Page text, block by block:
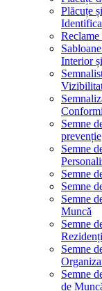
Plăcuțe
Interior
Semne
prevenție
Semne
Semne
Semne
Semne
Muncă
Semne
Semne
Semne
de